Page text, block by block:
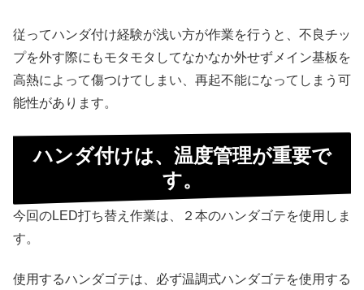
従ってハンダ付け経験が浅い方が作業を行うと、不良チッ
プを外す際にもモタモタしてなかなか外せずメイン基板を
高熱によって傷つけてしまい、再起不能になってしまう可
能性があります。
ハンダ付けは、温度管理が重要で
す。
今回のLED打ち替え作業は、２本のハンダゴテを使用しま
す。
使用するハンダゴテは、必ず温調式ハンダゴテを使用する